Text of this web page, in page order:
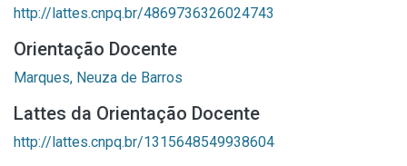
http://lattes.cnpq.br/4869736326024743
Orientação Docente
Marques, Neuza de Barros
Lattes da Orientação Docente
http://lattes.cnpq.br/1315648549938604